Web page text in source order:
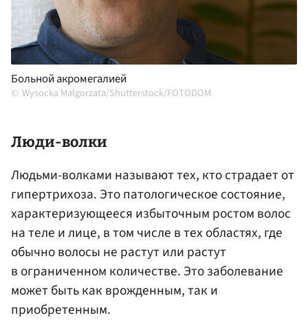
Больной акромегалией
Wysocka Malgorzata/Shutterstock/FOTODOM
Люди-волки
Людьми-волками называют тех, кто страдает от
гипертрихоза. Это патологическое состояние,
характеризующееся избыточным ростом волос
на теле и лице, в том числе в тех областях, где
обычно волосы не растут или растут
в ограниченном количестве. Это заболевание
может быть как врожденным, так и
приобретенным.